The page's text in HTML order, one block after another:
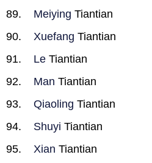
Meiying Tiantian
Xuefang Tiantian
Le Tiantian
Man Tiantian
Qiaoling Tiantian
Shuyi Tiantian
Xian Tiantian